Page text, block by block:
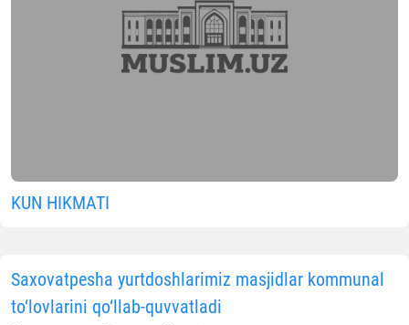
KUN HIKMATI
Saxovatpesha yurtdoshlarimiz masjidlar kommunal
to‘lovlarini qo‘llab-quvvatladi